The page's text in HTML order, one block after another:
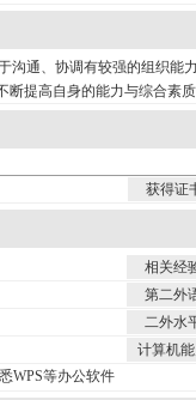
沟通、协调有较强的组织能
断提高自身的能力与综合素
获得证
相关经
第二外
二外水
计算机
WPS等办公软件